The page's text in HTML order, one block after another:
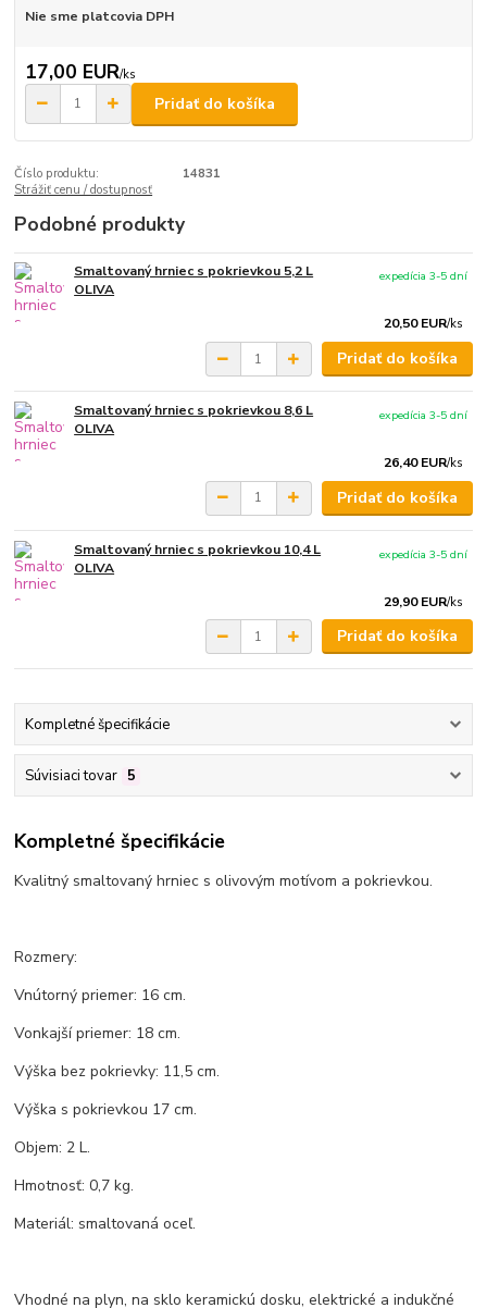
Nie sme platcovia DPH
17,00 EUR/ks
Pridať do košíka
Číslo produktu:
14831
Strážiť cenu / dostupnosť
Podobné produkty
Smaltovaný hrniec s pokrievkou 5,2 L
OLIVA
20,50 EUR/ks
expedícia 3-5 dní
Pridať do košíka
Smaltovaný hrniec s pokrievkou 8,6 L
OLIVA
26,40 EUR/ks
expedícia 3-5 dní
Pridať do košíka
Smaltovaný hrniec s pokrievkou 10,4 L
OLIVA
29,90 EUR/ks
expedícia 3-5 dní
Pridať do košíka
Kompletné špecifikácie
Súvisiaci tovar 5
Kompletné špecifikácie
Kvalitný smaltovaný hrniec s olivovým motívom a pokrievkou.
Rozmery:
Vnútorný priemer: 16 cm.
Vonkajší priemer: 18 cm.
Výška bez pokrievky: 11,5 cm.
Výška s pokrievkou 17 cm.
Objem: 2 L.
Hmotnosť: 0,7 kg.
Materiál: smaltovaná oceľ.
Vhodné na plyn, na sklo keramickú dosku, elektrické a indukčné